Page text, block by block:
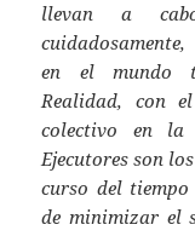
llevan a
en el mundo
Realidad, con
colectivo en
Ejecutores son
curso del
de minimizar el